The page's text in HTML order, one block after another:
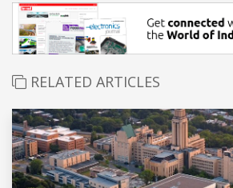
RELATED ARTICLES